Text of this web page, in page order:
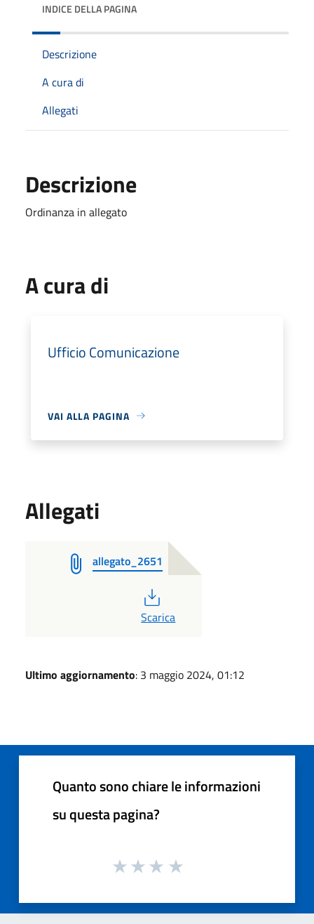
INDICE DELLA PAGINA
Descrizione
A cura di
Allegati
Descrizione
Ordinanza in allegato
A cura di
Ufficio Comunicazione
VAI ALLA PAGINA
Allegati
allegato_2651
PDF
Scarica
Ultimo aggiornamento: 3 maggio 2024, 01:12
Quanto sono chiare le informazioni
su questa pagina?